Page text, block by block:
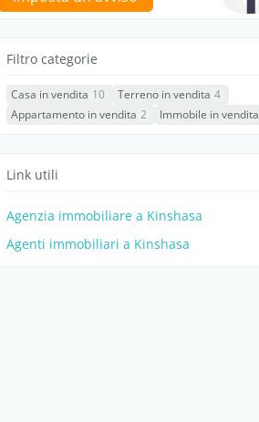
Filtro categorie
Casa in vendita 10 Terreno in vendita 4
Appartamento in vendita 2 Immobile in vendita
Link utili
Agenzia immobiliare a Kinshasa
Agenti immobiliari a Kinshasa